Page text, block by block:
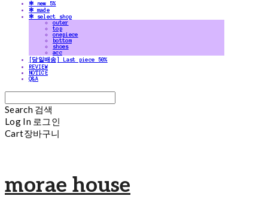
✻ new 5%
✻ made
✻ select shop
outer
top
onepiece
bottom
shoes
acc
[당일배송] Last piece 50%
REVIEW
NOTICE
Q&A
Search 검색
Log In 로그인
Cart장바구니
morae house